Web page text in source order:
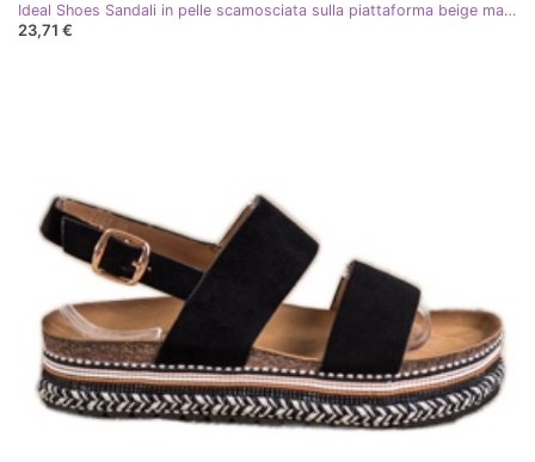
Ideal Shoes Sandali in pelle scamosciata sulla piattaforma beige marrone
23,71 €